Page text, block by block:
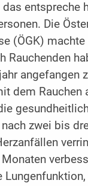
entspreche
Die
(ÖGK)
Rauchenden
angefangen
dem Rauchen
zwei bis